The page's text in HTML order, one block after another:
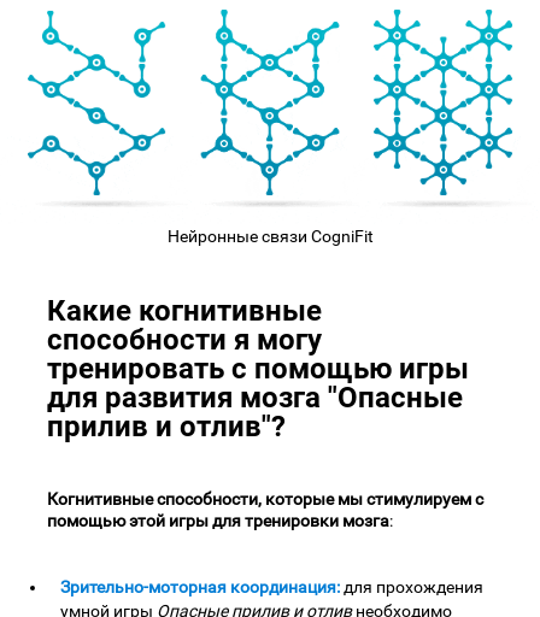
Нейронные связи CogniFit
Какие когнитивные
способности я могу
тренировать с помощью игры
для развития мозга "Опасные
прилив и отлив"?
Когнитивные способности, которые мы стимулируем с
помощью этой игры для тренировки мозга:
Зрительно-моторная координация:для прохождения
умной игры Опасные прилив и отливнеобходимо